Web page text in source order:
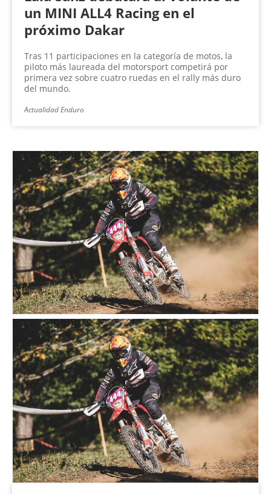
un MINI ALL4 Racing en el
próximo Dakar
Tras 11 participaciones en la categoría de motos, la
piloto más laureada del motorsport competirá por
primera vez sobre cuatro ruedas en el rally más duro
del mundo.
Actualidad Enduro